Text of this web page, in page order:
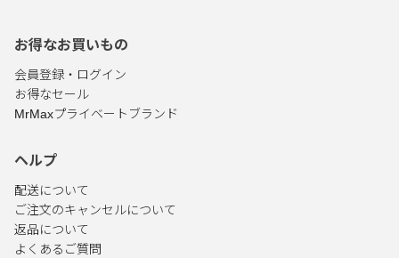
お得なお買いもの
会員登録・ログイン
お得なセール
MrMaxプライベートブランド
ヘルプ
配送について
ご注文のキャンセルについて
返品について
よくあるご質問